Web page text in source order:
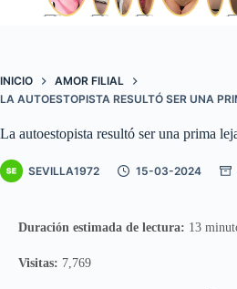
INICIO
AMOR FILIAL
LA AUTOESTOPISTA RESULTÓ SER UNA
La autoestopista resultó ser una prima
SEVILLA1972 15-03-2024
Duración estimada de lectura: 13
Visitas: 7,769